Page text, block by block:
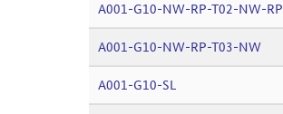
A001-G10-NW-RP-T02-NW-RP
A001-G10-NW-RP-T03-NW
A001-G10-SL